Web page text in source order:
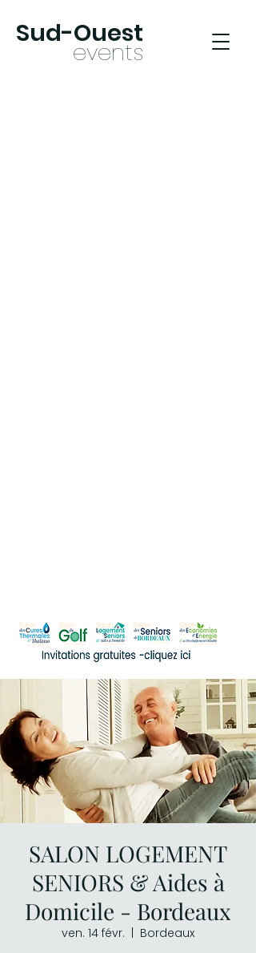
events
Sud-Ouest
SALON LOGEMENT
SENIORS & Aides à
Domicile - Bordeaux
ven. 14 févr.
Bordeaux